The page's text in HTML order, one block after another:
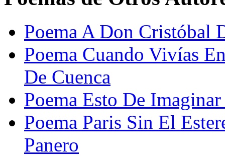
Poema A Don Cristóbal
Poema Cuando Vivías
De Cuenca
Poema Esto De
Poema Paris Sin El
Panero